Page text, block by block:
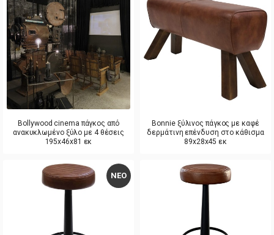
Bollywood cinema πάγκος από
ανακυκλωμένο ξύλο με 4 θέσεις
195x46x81 εκ
Bonnie ξύλινος πάγκος με καφέ
δερμάτινη επένδυση στο κάθισμα
89x28x45 εκ
ΝΕΟ